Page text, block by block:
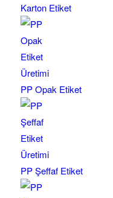
Karton Etiket
PP Opak Etiket
PP Şeffaf Etiket